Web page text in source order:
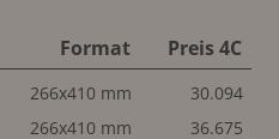
Format Preis 4C
266x410 mm
30.094
266x410 mm
36.675